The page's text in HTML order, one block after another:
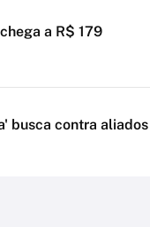
a R$ 179
busca contra aliados